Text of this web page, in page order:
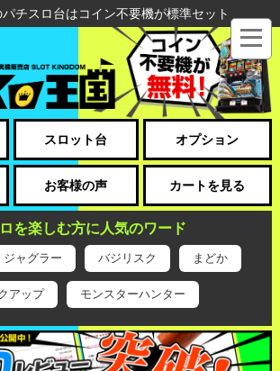
チスロ台はコイン不要機が標準セット
スロット台 オプション
お客様の声 カートを見る
を楽しむ方に人気のワード
ジャグラー バジリスク まどか
アップ モンスターハンター